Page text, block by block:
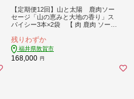
【定期便12回】山と太陽 鹿肉ソー
セージ「山の恵みと大地の香り」ス
パイシー3本×2袋 【 肉 鹿肉 ソーセ
元 お歳暮 ギフト 贈り物 定期便】[10
3-t12-a006]【敦賀市ふるさと納税】
残りわずか
福井県敦賀市
168,000 円